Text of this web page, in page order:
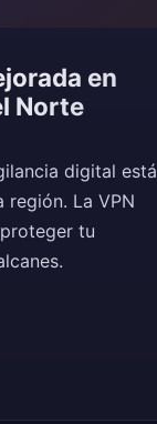
en
Norte
digital está
región. La VPN
tu